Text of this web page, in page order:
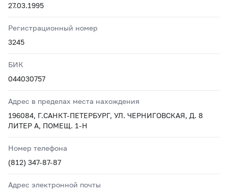
27.03.1995
Регистрационный номер
3245
БИК
044030757
Адрес в пределах места нахождения
196084, Г.САНКТ-ПЕТЕРБУРГ, УЛ. ЧЕРНИГОВСКАЯ, Д. 8
ЛИТЕР А, ПОМЕЩ. 1-Н
Номер телефона
(812) 347-87-87
Адрес электронной почты